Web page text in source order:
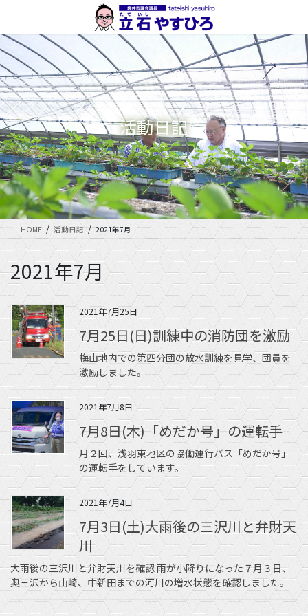
テ
ン
ツ
に
移
動
ゲ
ー
シ
ョ
ン
に
移
動
活動日記
HOME 活動日記 2021年7月
2021年7月
2021年7月25日
7月25日(日)訓練中の消防団を激励
梅山地内での第四分団の放水訓練を見学、団員を
激励しました。
2021年7月8日
7月8日(木)「めだか号」の運転手
月２回、浅羽東地区の協働運行バス「めだか号」
の運転手をしています。
2021年7月4日
7月3日(土)大雨後の三沢川と弁財天
川
大雨後の三沢川と弁財天川を確認 雨が小降りになった７月３日、
奥三沢から山崎、中新田までの河川の増水状態を確認しました。